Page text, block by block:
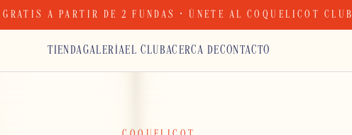
A PARTIR DE 2 FUNDAS · ÚNETE AL COQUELICOT CLUB
TIENDAGALERÍAEL CLUBACERCA DECONTACTO